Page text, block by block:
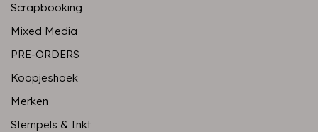
Scrapbooking
Mixed Media
PRE-ORDERS
Koopjeshoek
Merken
Stempels & Inkt